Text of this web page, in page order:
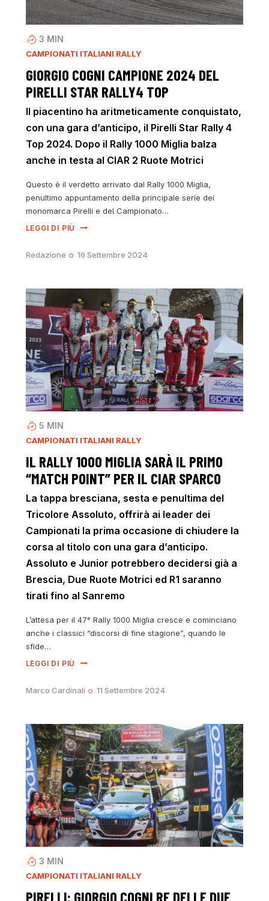
3 MIN
CAMPIONATI ITALIANI RALLY
GIORGIO COGNI CAMPIONE 2024 DEL
PIRELLI STAR RALLY4 TOP
Il piacentino ha aritmeticamente conquistato,
con una gara d’anticipo, il Pirelli Star Rally 4
Top 2024. Dopo il Rally 1000 Miglia balza
anche in testa al CIAR 2 Ruote Motrici
Questo è il verdetto arrivato dal Rally 1000 Miglia,
penultimo appuntamento della principale serie dei
monomarca Pirelli e del Campionato…
LEGGI DI PIÙ
Redazione 16 Settembre 2024
5 MIN
CAMPIONATI ITALIANI RALLY
IL RALLY 1000 MIGLIA SARÀ IL PRIMO
“MATCH POINT” PER IL CIAR SPARCO
La tappa bresciana, sesta e penultima del
Tricolore Assoluto, offrirà ai leader dei
Campionati la prima occasione di chiudere la
corsa al titolo con una gara d’anticipo.
Assoluto e Junior potrebbero decidersi già a
Brescia, Due Ruote Motrici ed R1 saranno
tirati fino al Sanremo
L’attesa per il 47° Rally 1000 Miglia cresce e cominciano
anche i classici “discorsi di fine stagione”, quando le
sfide…
LEGGI DI PIÙ
Marco Cardinali 11 Settembre 2024
3 MIN
CAMPIONATI ITALIANI RALLY
PIRELLI: GIORGIO COGNI RE DELLE DUE